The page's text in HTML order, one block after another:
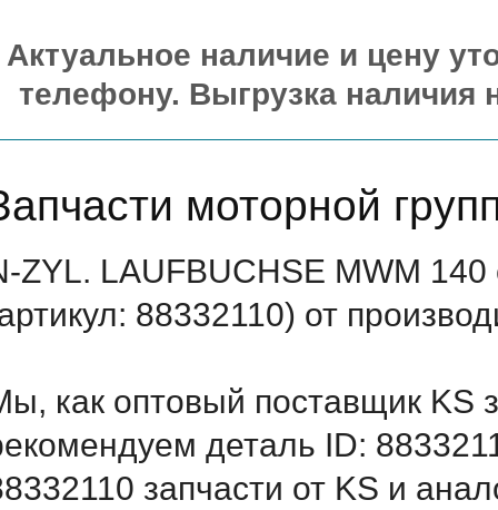
Актуальное наличие и цену
телефону. Выгрузка наличия
моторной
ZYL. LAUFBUCHSE MWM
88332110) от
как оптовый поставщик KS
деталь ID:
запчасти от KS и